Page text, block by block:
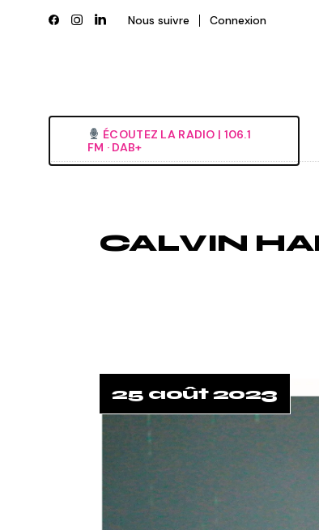
Nous suivre Connexion
ÉCOUTEZ LA RADIO‎ | ‎106.1
FM · DAB+
CALVIN
25 août 2023